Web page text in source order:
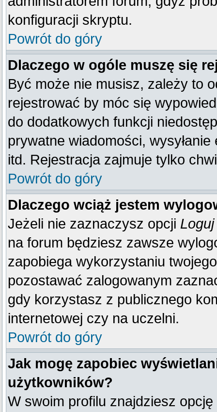
konfiguracji skryptu.
Powrót do góry
Dlaczego w ogóle muszę się
Być może nie musisz, zależy to
rejestrować by móc się
do dodatkowych funkcji
prywatne wiadomości,
itd. Rejestracja zajmuje tylko
Powrót do góry
Dlaczego wciąż jestem
Jeżeli nie zaznaczysz opcji
na forum będziesz zawsze
zapobiega wykorzystaniu
pozostawać zalogowanym
gdy korzystasz z publicznego
internetowej czy na uczelni.
Powrót do góry
Jak mogę zapobiec
użytkowników?
W swoim profilu znajdziesz opcję